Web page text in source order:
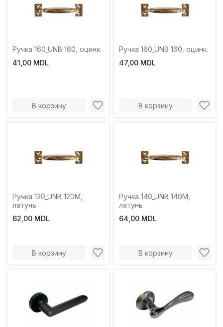
Ручка 160_UNB 160, оцинк.
41,00 MDL
В корзину
Ручка 160_UNB 160, оцинк.
47,00 MDL
В корзину
Ручка 120_UNB 120M,
латунь
62,00 MDL
В корзину
Ручка 140_UNB 140M,
латунь
64,00 MDL
В корзину